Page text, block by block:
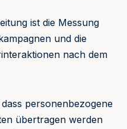
ist die Messung
und die
nach dem
personenbezogene
übertragen werden